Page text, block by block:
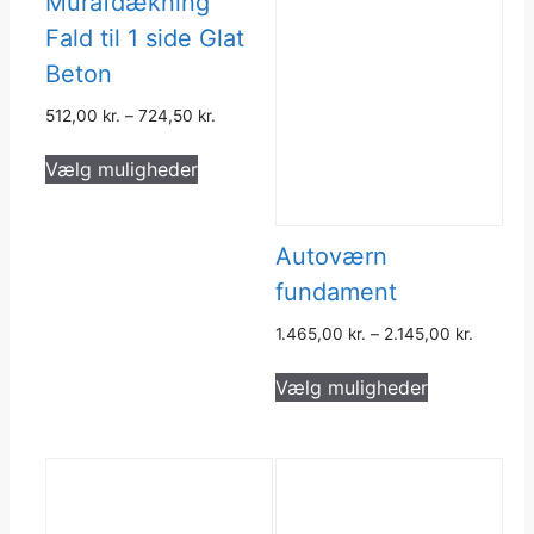
Fald til 1 side Glat
Beton
512,00 kr. – 724,50 kr.
Vælg muligheder
varianter.
Mulighederne
varesiden
Autoværn
fundament
1.465,00 kr. – 2.145,00 kr.
Vælg muligheder